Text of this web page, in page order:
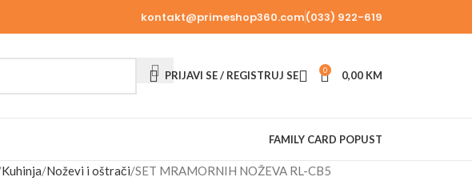
kontakt@primeshop360.com(033) 922-619
PRIJAVI SE / REGISTRUJ SE 0 0,00 KM
FAMILY CARD POPUST
Kuhinja Noževi i oštrači SET MRAMORNIH NOŽEVA RL-CB5